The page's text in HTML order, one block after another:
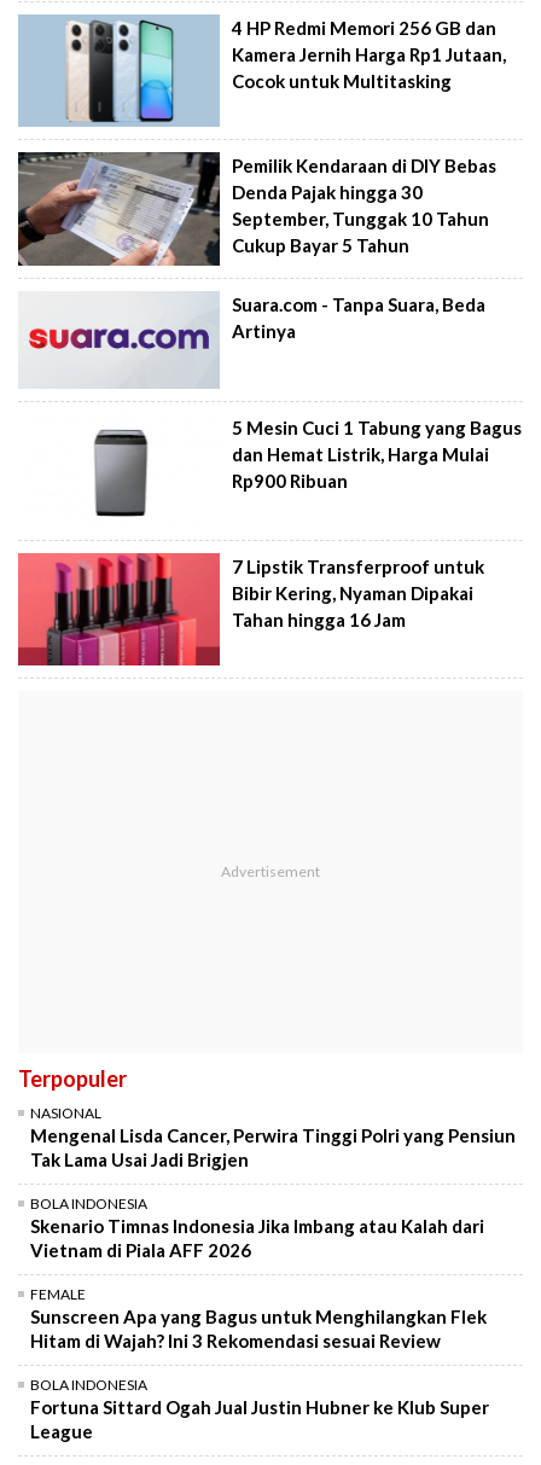
4 HP Redmi Memori 256 GB dan
Kamera Jernih Harga Rp1 Jutaan,
Cocok untuk Multitasking
Pemilik Kendaraan di DIY Bebas
Denda Pajak hingga 30
September, Tunggak 10 Tahun
Cukup Bayar 5 Tahun
Suara.com - Tanpa Suara, Beda
Artinya
5 Mesin Cuci 1 Tabung yang Bagus
dan Hemat Listrik, Harga Mulai
Rp900 Ribuan
7 Lipstik Transferproof untuk
Bibir Kering, Nyaman Dipakai
Tahan hingga 16 Jam
Terpopuler
NASIONAL
Mengenal Lisda Cancer, Perwira Tinggi Polri yang Pensiun
Tak Lama Usai Jadi Brigjen
BOLA INDONESIA
Skenario Timnas Indonesia Jika Imbang atau Kalah dari
Vietnam di Piala AFF 2026
FEMALE
Sunscreen Apa yang Bagus untuk Menghilangkan Flek
Hitam di Wajah? Ini 3 Rekomendasi sesuai Review
BOLA INDONESIA
Fortuna Sittard Ogah Jual Justin Hubner ke Klub Super
League